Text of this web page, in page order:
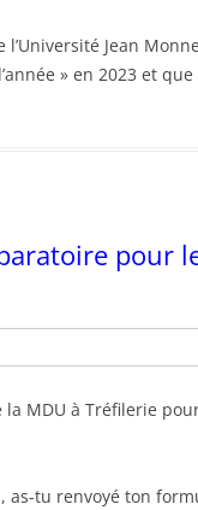
l’Université Jean
» en 2023 et
pour le
MDU à Tréfilerie
as-tu renvoyé ton